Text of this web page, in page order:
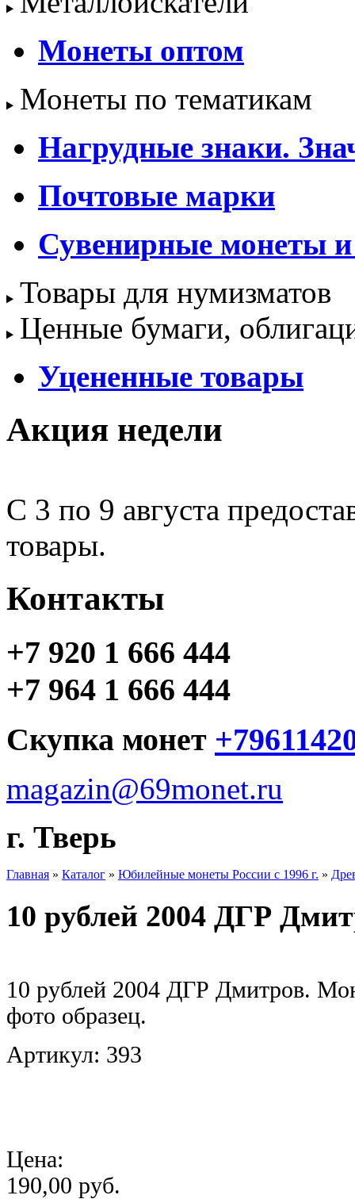
Монеты оптом
Монеты по тематикам
Нагрудные знаки.
Почтовые марки
Сувенирные монеты
Товары для нумизматов
Ценные бумаги,
Уцененные товары
Акция недели
С 3 по 9 августа
товары.
Контакты
+7 920 1 666 444
+7 964 1 666 444
Скупка монет
magazin@69monet.ru
г. Тверь
Главная » Каталог » Юбилейные монеты России с 1996 г. »
10 рублей 2004 ДГР
10 рублей 2004 ДГР Дмитров.
фото образец.
Артикул: 393
Цена:
190,00 руб.